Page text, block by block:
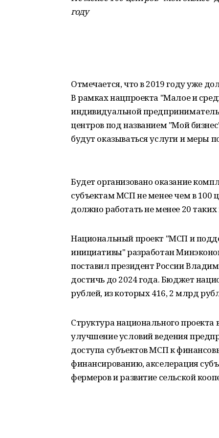
году
Отмечается, что в 2019 году уже
В рамках нацпроекта "Малое и
индивидуальной
центров под названием "Мой
будут оказываться услуги и меры
Будет организовано оказание
субъектам МСП не менее чем в 100
должно работать не менее 20 таких
Национальный проект "МСП и
инициативы" разработан
поставил президент России
достичь до 2024 года. Бюджет
рублей, из которых 416, 2 млрд
Структура национального
улучшение условий ведения
доступа субъектов МСП к
финансированию, акселерация
фермеров и развитие сельской